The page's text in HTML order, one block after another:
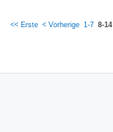
<< Erste < Vorherige 1-7 8-14